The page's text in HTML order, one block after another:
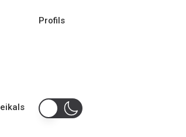
Profils